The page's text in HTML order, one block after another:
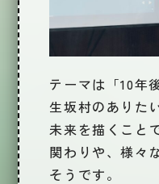
テーマは 「10
生坂村のありた
未来を描くこと
関わりや、様々
そうです。